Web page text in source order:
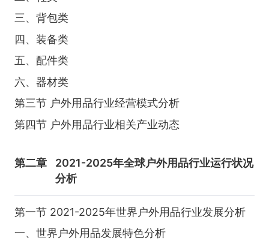
三、背包类
四、装备类
五、配件类
六、器材类
第三节 户外用品行业经营模式分析
第四节 户外用品行业相关产业动态
第二章
2021-2025年全球户外用品行业运行状况
分析
第一节 2021-2025年世界户外用品行业发展分析
一、世界户外用品发展特色分析